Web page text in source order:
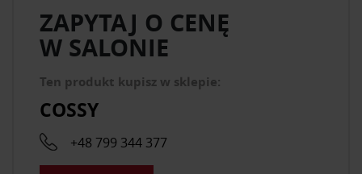
ZAPYTAJ O CENĘ
W SALONIE
Ten produkt kupisz w sklepie:
COSSY
+48 799 344 377